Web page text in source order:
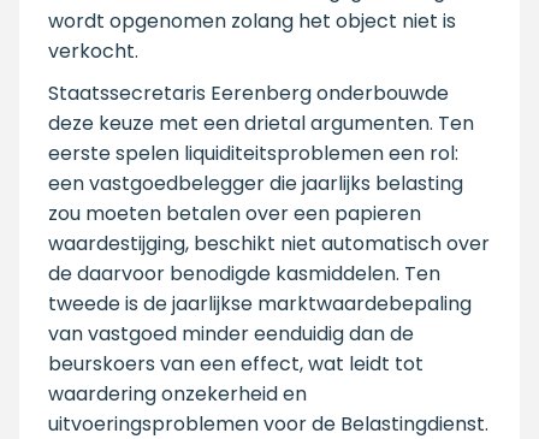
wordt opgenomen zolang het object niet is
verkocht.
Staatssecretaris Eerenberg onderbouwde
deze keuze met een drietal argumenten. Ten
eerste spelen liquiditeitsproblemen een rol:
een vastgoedbelegger die jaarlijks belasting
zou moeten betalen over een papieren
waardestijging, beschikt niet automatisch over
de daarvoor benodigde kasmiddelen. Ten
tweede is de jaarlijkse marktwaardebepaling
van vastgoed minder eenduidig dan de
beurskoers van een effect, wat leidt tot
waardering onzekerheid en
uitvoeringsproblemen voor de Belastingdienst.